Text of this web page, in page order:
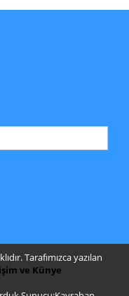
Tarafımızca yazılan
ve Künye